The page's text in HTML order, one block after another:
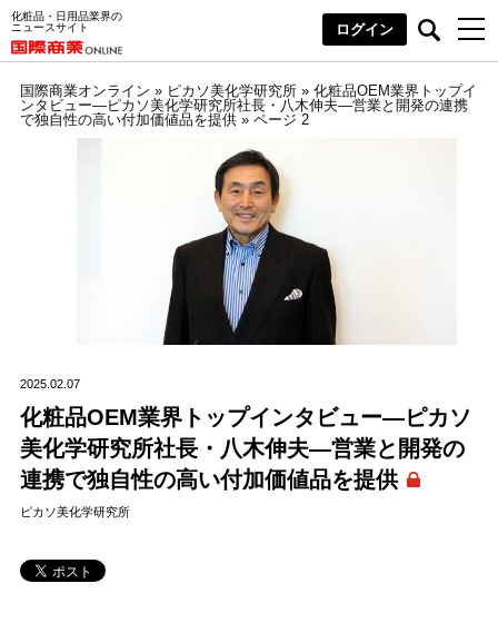
化粧品・日用品業界の
ニュースサイト
ログイン
国際商業オンライン » ピカソ美化学研究所» 化粧品OEM業界トップイ
ンタビュー―ピカソ美化学研究所社長・八木伸夫―営業と開発の連携
で独自性の高い付加価値品を提供» ページ 2
2025.02.07
化粧品OEM業界トップインタビュー―ピカソ
美化学研究所社長・八木伸夫―営業と開発の
連携で独自性の高い付加価値品を提供
ピカソ美化学研究所